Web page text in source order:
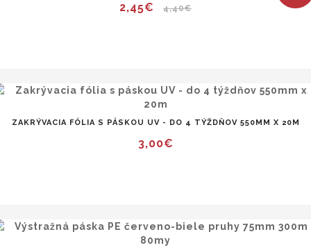
2,45€ 4,40€
ZAKRÝVACIA FÓLIA S PÁSKOU UV - DO 4 TÝŽDŇOV 550MM X 20M
3,00€